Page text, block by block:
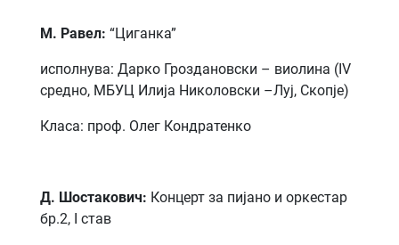
М. Равел: “Циганка”
исполнува: Дарко Гроздановски – виолина (IV
средно, МБУЦ Илија Николовски –Луј, Скопје)
Класа: проф. Олег Кондратенко
Д. Шостакович: Концерт за пијано и оркестар
бр.2, I став